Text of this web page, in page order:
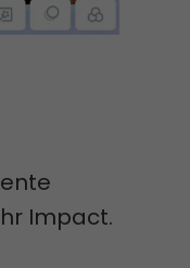
Impact.